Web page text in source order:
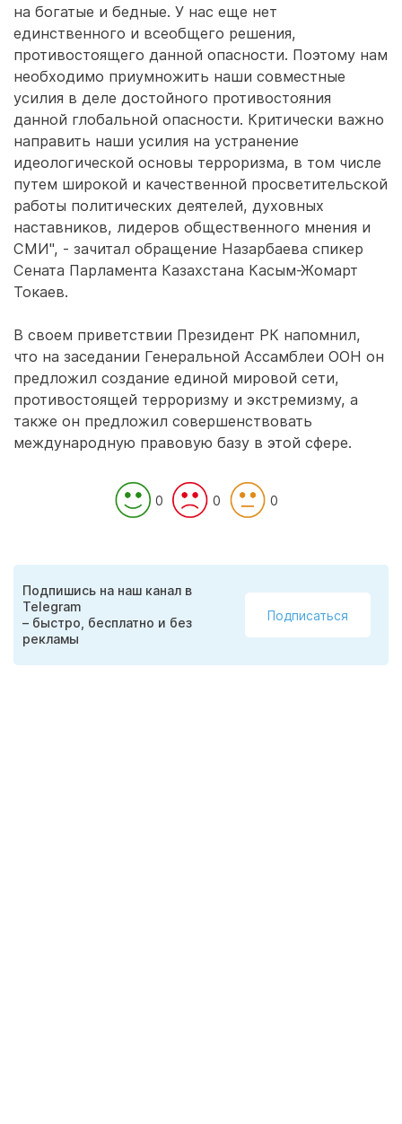
на богатые и бедные. У нас еще нет
единственного и всеобщего решения,
противостоящего данной опасности. Поэтому нам
необходимо приумножить наши совместные
усилия в деле достойного противостояния
данной глобальной опасности. Критически важно
направить наши усилия на устранение
идеологической основы терроризма, в том числе
путем широкой и качественной просветительской
работы политических деятелей, духовных
наставников, лидеров общественного мнения и
СМИ", - зачитал обращение Назарбаева спикер
Сената Парламента Казахстана Касым-Жомарт
Токаев.
В своем приветствии Президент РК напомнил,
что на заседании Генеральной Ассамблеи ООН он
предложил создание единой мировой сети,
противостоящей терроризму и экстремизму, а
также он предложил совершенствовать
международную правовую базу в этой сфере.
0 0 0
Подпишись на наш канал в
Telegram
– быстро, бесплатно и без
рекламы
Подписаться